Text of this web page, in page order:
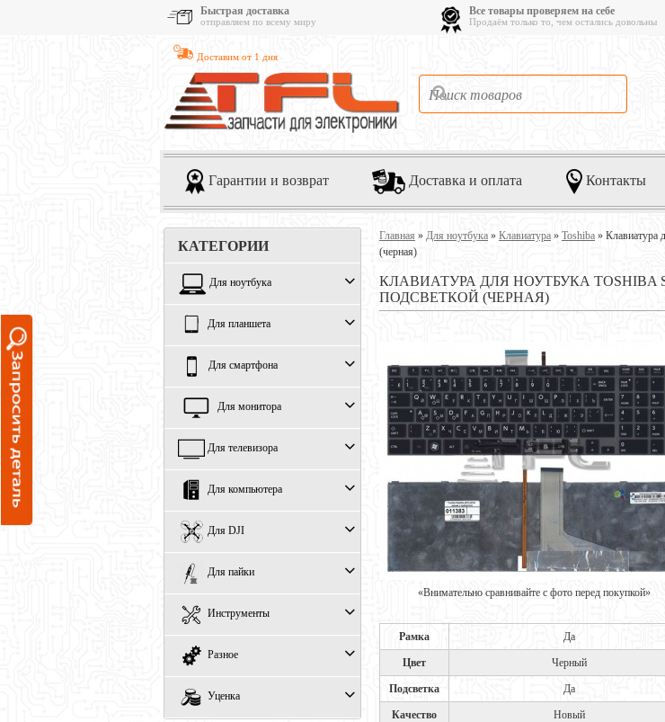
Быстрая доставка
отправляем по всему миру
Все товары проверяем на себе
Продаём только то, чем остались довольны
Доставим от 1 дня
Гарантии и возврат Доставка и оплата Контакты
КАТЕГОРИИ
Для ноутбука
Для планшета
Для смартфона
Для монитора
Для телевизора
Для компьютера
Для DJI
Для пайки
Инструменты
Разное
Уценка
Главная » Для ноутбука » Клавиатура » Toshiba » Клавиатура
(черная)
КЛАВИАТУРА ДЛЯ НОУТБУКА TOSHIBA
ПОДСВЕТКОЙ (ЧЕРНАЯ)
«Внимательно сравнивайте с фото перед покупкой»
Рамка Да
Цвет Черный
Подсветка Да
Качество Новый